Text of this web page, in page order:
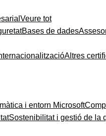
Veure tot
Bases de dades
Altres
i entorn Microsoft
Sostenibilitat i gestió de la